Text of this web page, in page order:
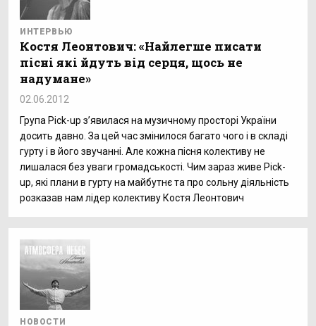
ИНТЕРВЬЮ
Костя Леонтович: «Найлегше писати
пісні які йдуть від серця, щось не
надумане»
02.06.2012
Група Pick-up з’явилася на музичному просторі України
досить давно. За цей час змінилося багато чого і в складі
гурту і в його звучанні. Але кожна пісня колективу не
лишалася без уваги громадськості. Чим зараз живе Pick-
up, якi плани в гурту на майбутнє та про сольну діяльність
розказав нам лідер колективу Костя Леонтович
НОВОСТИ